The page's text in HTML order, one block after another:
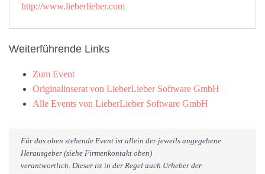
http://www.lieberlieber.com
Weiterführende Links
Zum Event
Originalinserat von LieberLieber Software GmbH
Alle Events von LieberLieber Software GmbH
Für das oben stehende Event ist allein der jeweils angegebene
Herausgeber (siehe Firmenkontakt oben)
verantwortlich. Dieser ist in der Regel auch Urheber der